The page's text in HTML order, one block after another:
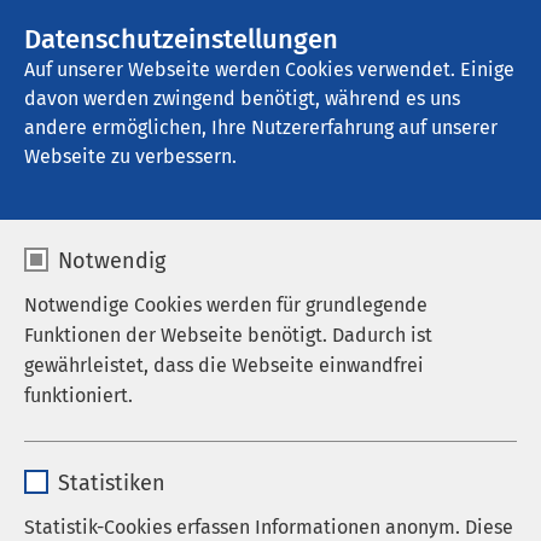
Datenschutzeinstellungen
Auf unserer Webseite werden Cookies verwendet. Einige
davon werden zwingend benötigt, während es uns
andere ermöglichen, Ihre Nutzererfahrung auf unserer
Webseite zu verbessern.
Notwendig
Notwendige Cookies werden für grundlegende
Funktionen der Webseite benötigt. Dadurch ist
gewährleistet, dass die Webseite einwandfrei
funktioniert.
Anbieter sgalinski
Statistiken
Statistik-Cookies erfassen Informationen anonym. Diese
AMEOS Klinikum Aschersleben
Nachrichten
Datum von: Datum bis: